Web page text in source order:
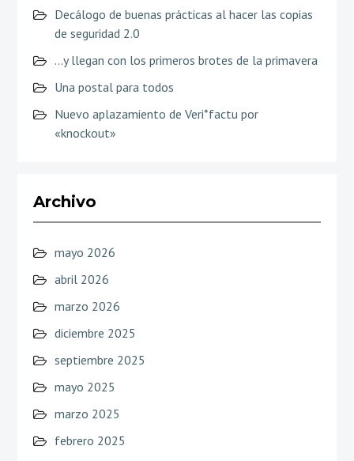
Decálogo de buenas prácticas al hacer las copias
de seguridad 2.0
…y llegan con los primeros brotes de la primavera
Una postal para todos
Nuevo aplazamiento de Veri*factu por
«knockout»
Archivo
mayo 2026
abril 2026
marzo 2026
diciembre 2025
septiembre 2025
mayo 2025
marzo 2025
febrero 2025